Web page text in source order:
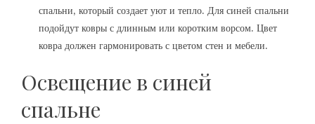
спальни‚ который создает уют и тепло. Для синей спальни
подойдут ковры с длинным или коротким ворсом. Цвет
ковра должен гармонировать с цветом стен и мебели.
Освещение в синей
спальне